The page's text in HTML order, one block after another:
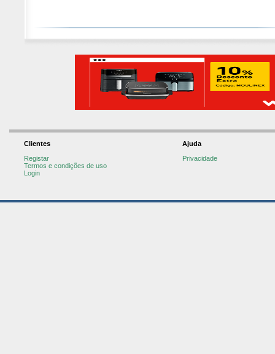
Clientes
Registar
Termos e condições de uso
Login
Ajuda
Privacidade